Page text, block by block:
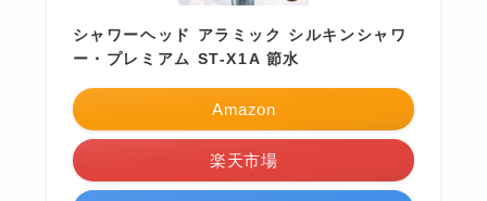
シャワーヘッド アラミック シルキンシャワ
ー・プレミアム ST-X1A 節水
Amazon
楽天市場